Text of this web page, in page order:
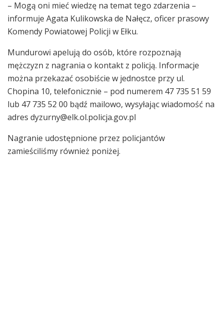
– Mogą oni mieć wiedzę na temat tego zdarzenia –
informuje Agata Kulikowska de Nałęcz, oficer prasowy
Komendy Powiatowej Policji w Ełku.
Mundurowi apelują do osób, które rozpoznają
mężczyzn z nagrania o kontakt z policją. Informacje
można przekazać osobiście w jednostce przy ul.
Chopina 10, telefonicznie – pod numerem 47 735 51 59
lub 47 735 52 00 bądź mailowo, wysyłając wiadomość na
adres dyzurny@elk.ol.policja.gov.pl
Nagranie udostępnione przez policjantów
zamieściliśmy również poniżej.